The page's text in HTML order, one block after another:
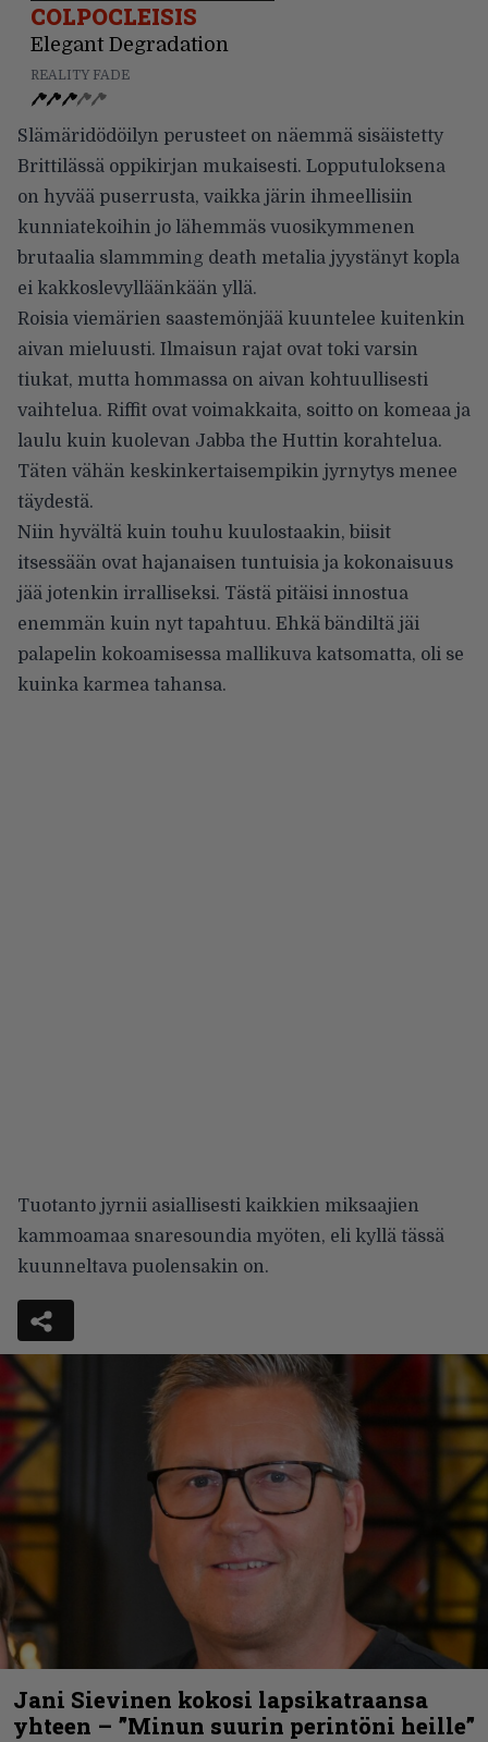
COLPOCLEISIS
Elegant Degradation
REALITY FADE
Slämäridödöilyn perusteet on näemmä sisäistetty
Brittilässä oppikirjan mukaisesti. Lopputuloksena
on hyvää puserrusta, vaikka järin ihmeellisiin
kunniatekoihin jo lähemmäs vuosikymmenen
brutaalia slammming death metalia jyystänyt kopla
ei kakkoslevylläänkään yllä.
Roisia viemärien saastemönjää kuuntelee kuitenkin
aivan mieluusti. Ilmaisun rajat ovat toki varsin
tiukat, mutta hommassa on aivan kohtuullisesti
vaihtelua. Riffit ovat voimakkaita, soitto on komeaa ja
laulu kuin kuolevan Jabba the Huttin korahtelua.
Täten vähän keskinkertaisempikin jyrnytys menee
täydestä.
Niin hyvältä kuin touhu kuulostaakin, biisit
itsessään ovat hajanaisen tuntuisia ja kokonaisuus
jää jotenkin irralliseksi. Tästä pitäisi innostua
enemmän kuin nyt tapahtuu. Ehkä bändiltä jäi
palapelin kokoamisessa mallikuva katsomatta, oli se
kuinka karmea tahansa.
Tuotanto jyrnii asiallisesti kaikkien miksaajien
kammoamaa snaresoundia myöten, eli kyllä tässä
kuunneltava puolensakin on.
Jani Sievinen kokosi lapsikatraansa
yhteen – ”Minun suurin perintöni heille”